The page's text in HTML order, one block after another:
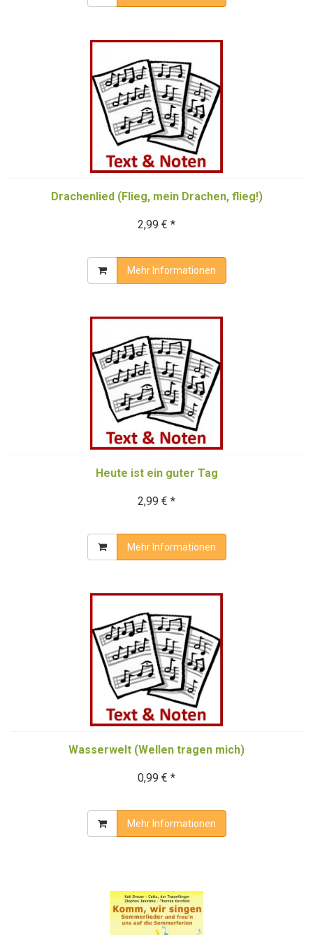
Drachenlied (Flieg, mein Drachen, flieg!)
2,99 € *
Mehr Informationen
Heute ist ein guter Tag
2,99 € *
Mehr Informationen
Wasserwelt (Wellen tragen mich)
0,99 € *
Mehr Informationen